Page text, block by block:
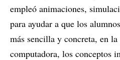
empleó animaciones,
para ayudar a que los
más sencilla y concreta, en
computadora, los conceptos